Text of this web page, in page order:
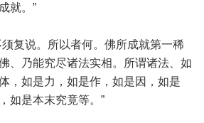
就。”
复说。所以者何。佛所成就第一稀
、乃能究尽诸法实相。所谓诸法、如
，如是力，如是作，如是因，如是
如是本末究竟等。”